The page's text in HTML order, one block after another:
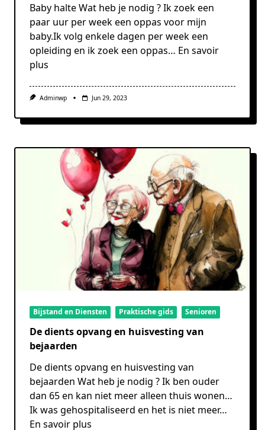
Baby halte Wat heb je nodig ? Ik zoek een
paar uur per week een oppas voor mijn
baby.Ik volg enkele dagen per week een
opleiding en ik zoek een oppas… En savoir
plus
Adminwp Jun 29, 2023
Bijstand en Diensten Praktische gids Senioren
De dients opvang en huisvesting van
bejaarden
De dients opvang en huisvesting van
bejaarden Wat heb je nodig ? Ik ben ouder
dan 65 en kan niet meer alleen thuis wonen…
Ik was gehospitaliseerd en het is niet meer…
En savoir plus